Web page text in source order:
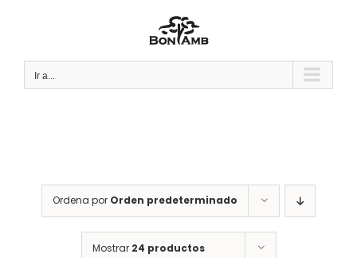
Ir a...
Ordena por Orden predeterminado
Mostrar 24 productos